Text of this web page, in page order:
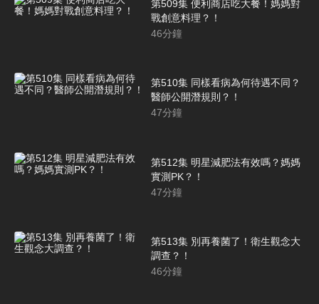
第509集 便利商店吃大餐！媽媽對
戰創意料理？！
46分鐘
第510集 同樣看病為何待遇不同？
醫師公開潛規則？！
47分鐘
第512集 明星減肥法有效嗎？媽媽
實測PK？！
47分鐘
第513集 別再養菌了！衛生觀念大
調查？！
46分鐘